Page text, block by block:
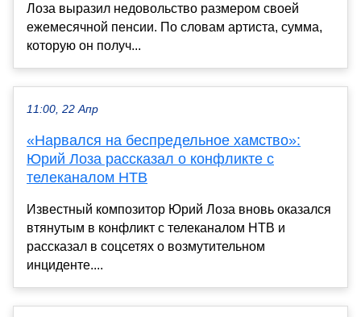
Лоза выразил недовольство размером своей
ежемесячной пенсии. По словам артиста, сумма,
которую он получ...
11:00, 22 Апр
«Нарвался на беспредельное хамство»:
Юрий Лоза рассказал о конфликте с
телеканалом НТВ
Известный композитор Юрий Лоза вновь оказался
втянутым в конфликт с телеканалом НТВ и
рассказал в соцсетях о возмутительном
инциденте....